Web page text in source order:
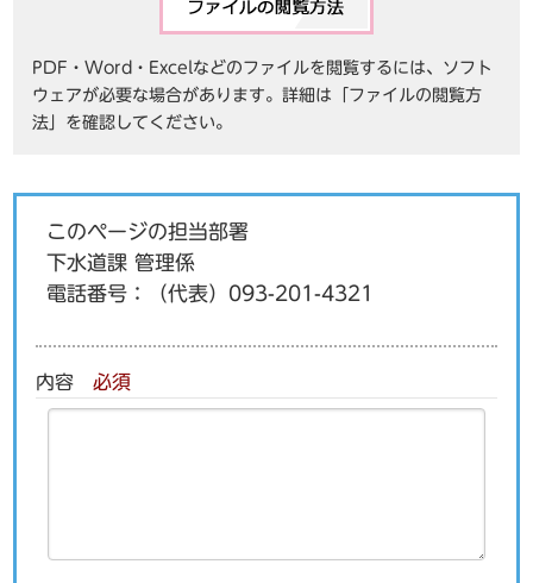
PDF・Word・Excelなどのファイルを閲覧するには、ソフト
ウェアが必要な場合があります。詳細は「ファイルの閲覧方
法」を確認してください。
このページの担当部署
下水道課 管理係
電話番号：
（代表）093-201-4321
内容 必須